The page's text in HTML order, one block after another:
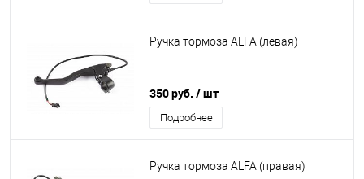
Ручка тормоза ALFA (левая)
350 руб. / шт
Подробнее
Ручка тормоза ALFA (правая)